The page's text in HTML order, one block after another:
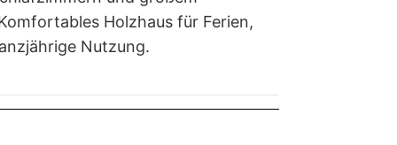
Holzhaus für Ferien,
Nutzung.